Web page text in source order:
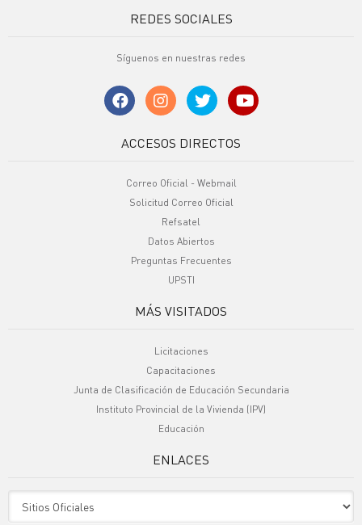
REDES SOCIALES
Síguenos en nuestras redes
ACCESOS DIRECTOS
Correo Oficial - Webmail
Solicitud Correo Oficial
Refsatel
Datos Abiertos
Preguntas Frecuentes
UPSTI
MÁS VISITADOS
Licitaciones
Capacitaciones
Junta de Clasificación de Educación Secundaria
Instituto Provincial de la Vivienda (IPV)
Educación
ENLACES